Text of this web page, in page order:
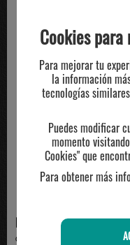
NIKE
camiseta manga corta
Cookies
Para mejorar tu
la información
tecnologías
Puedes modificar
momento
Cookies" que
Para obtener más